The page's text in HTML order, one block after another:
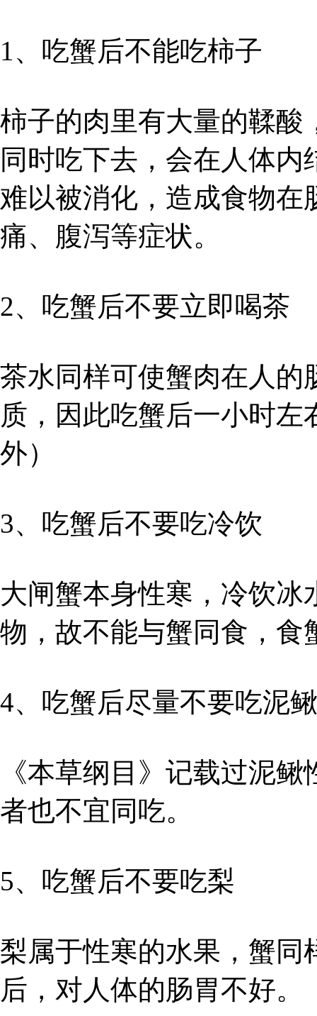
1、吃蟹后不能吃柿子
柿子的肉里有大量的鞣酸
同时吃下去，会在人体
难以被消化，造成食物在
痛、腹泻等症状。
2、吃蟹后不要立即喝茶
茶水同样可使蟹肉在人的
质，因此吃蟹后一小时
外）
3、吃蟹后不要吃冷饮
大闸蟹本身性寒，冷饮
物，故不能与蟹同食，食
4、吃蟹后尽量不要吃泥鳅
《本草纲目》记载过泥
者也不宜同吃。
5、吃蟹后不要吃梨
梨属于性寒的水果，蟹同
后，对人体的肠胃不好。